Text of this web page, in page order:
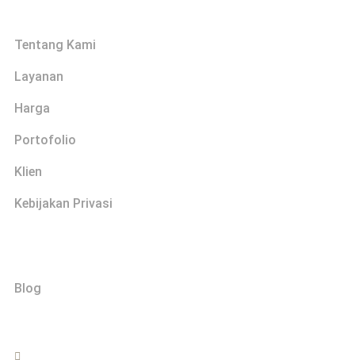
Tentang Kami
Layanan
Harga
Portofolio
Klien
Kebijakan Privasi
Blog